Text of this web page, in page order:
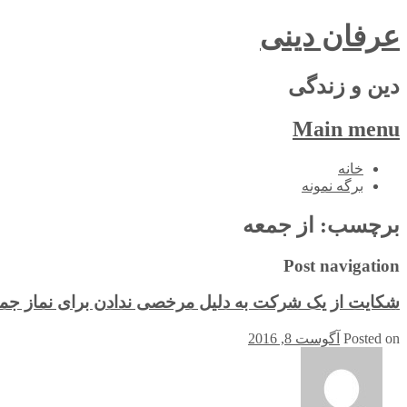
عرفان دینی
دین و زندگی
Main menu
Skip
خانه
برگه نمونه
برچسب: از جمعه
Post navigation
شکایت از یک شرکت به دلیل مرخصی ندادن برای نماز
Posted on آگوست 8, 2016